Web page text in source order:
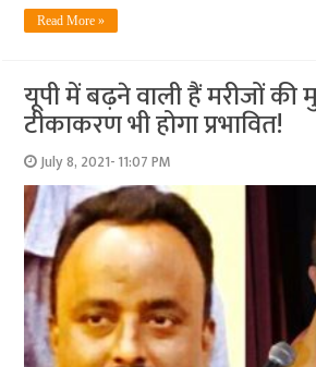
Read More »
यूपी में बढ़ने वाली हैं मरीजों की
टीकाकरण भी होगा प्रभावित!
July 8, 2021- 11:07 PM